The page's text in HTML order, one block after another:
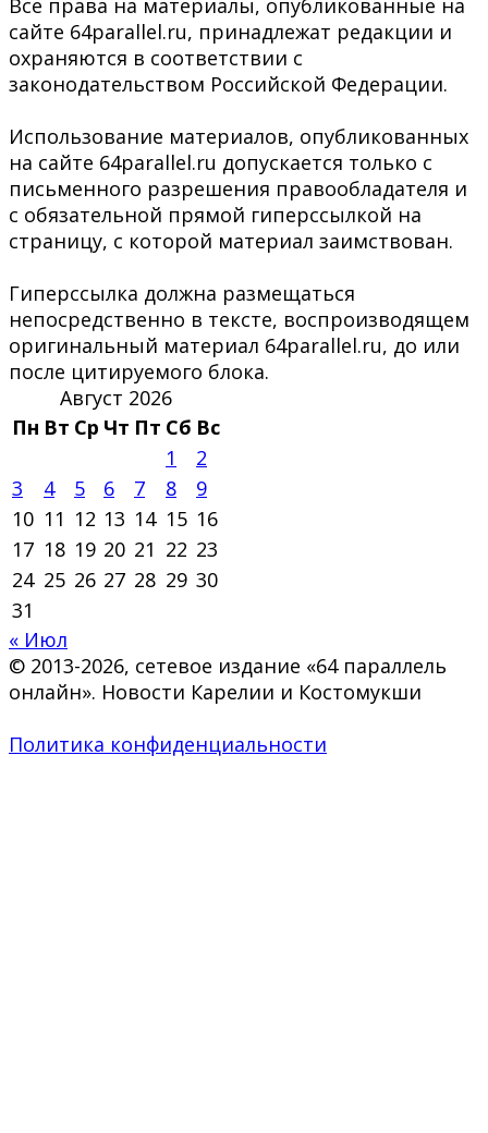
Все права на материалы, опубликованные на
сайте 64parallel.ru, принадлежат редакции и
охраняются в соответствии с
законодательством Российской Федерации.
Использование материалов, опубликованных
на сайте 64parallel.ru допускается только с
письменного разрешения правообладателя и
с обязательной прямой гиперссылкой на
страницу, с которой материал заимствован.
Гиперссылка должна размещаться
непосредственно в тексте, воспроизводящем
оригинальный материал 64parallel.ru, до или
после цитируемого блока.
Август 2026
Пн Вт Ср Чт Пт Сб Вс
1
2
3
4 5 6 7 8
9
10 11 12 13 14 15 16
17 18 19 20 21 22 23
24 25 26 27 28 29 30
31
« Июл
© 2013-2026, сетевое издание «64 параллель
онлайн». Новости Карелии и Костомукши
Политика конфиденциальности